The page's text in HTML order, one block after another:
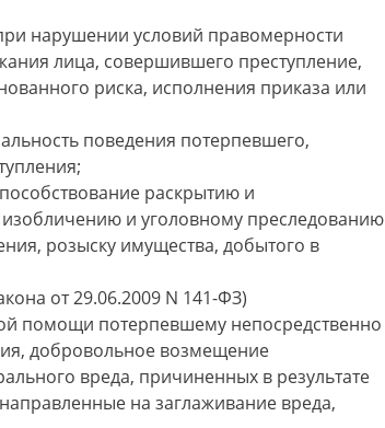
нарушении условий правомерности
лица, совершившего преступление,
риска, исполнения приказа или
поведения потерпевшего,
раскрытию и
и уголовному преследованию
розыску имущества, добытого в
от 29.06.2009 N 141-ФЗ)
помощи потерпевшему непосредственно
добровольное возмещение
вреда, причиненных в результате
на заглаживание вреда,